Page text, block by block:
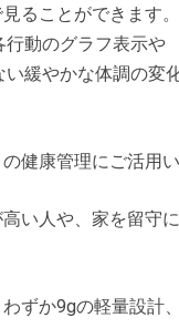
ることができます。
動のグラフ表示や
緩やかな体調の変
健康管理にご活用
い人や、家を留守
ずか9gの軽量設計